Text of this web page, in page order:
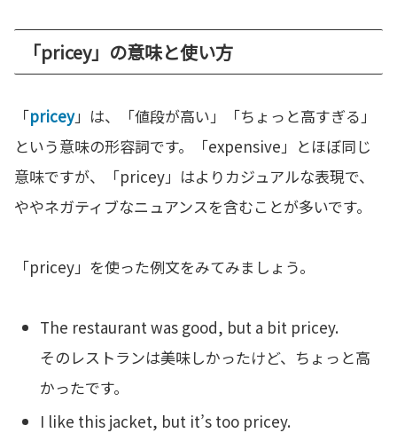
「pricey」の意味と使い方
「pricey」は、「値段が高い」「ちょっと高すぎる」
という意味の形容詞です。「expensive」とほぼ同じ
意味ですが、「pricey」はよりカジュアルな表現で、
ややネガティブなニュアンスを含むことが多いです。
「pricey」を使った例文をみてみましょう。
The restaurant was good, but a bit pricey.
そのレストランは美味しかったけど、ちょっと高
かったです。
I like this jacket, but it’s too pricey.